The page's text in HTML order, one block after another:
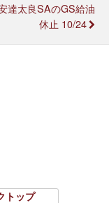
達太良SAのGS給油
休止 10/24
トップ